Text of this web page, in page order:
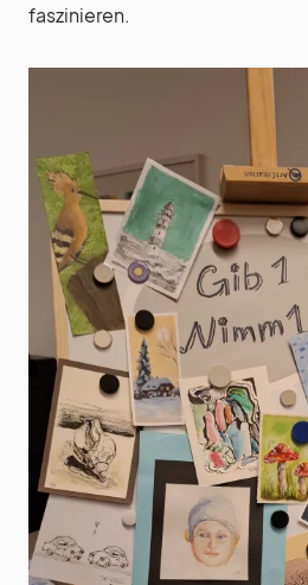
faszinieren.